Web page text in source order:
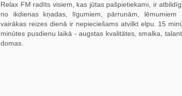
Relax FM radīts visiem, kas jūtas pašpietiekami, ir
no ikdienas kņadas, līgumiem, pārrunām,
vairākas reizes dienā ir nepieciešams atvilkt elpu. 15
minūtes pusdienu laikā - augstas kvalitātes, smalka,
domas.